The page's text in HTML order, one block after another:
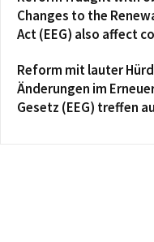
Changes to the
Act (EEG) also affect
Reform mit lauter
Änderungen im
Gesetz (EEG) treffen